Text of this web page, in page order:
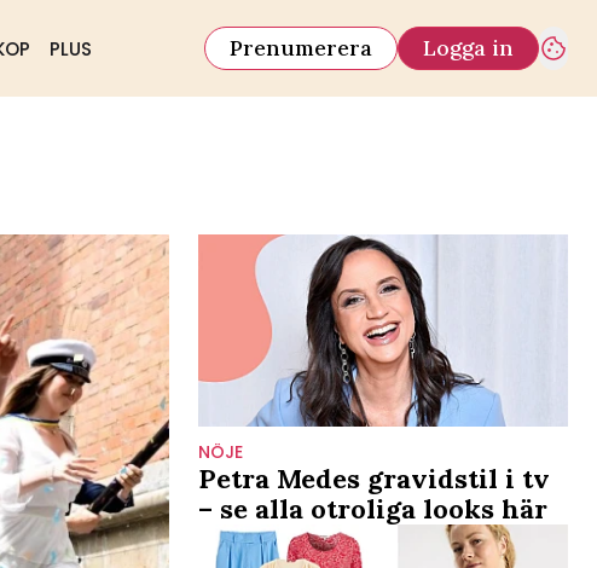
PLUS Prenumerera Logga in
NÖJE
Petra Medes gravidstil i tv
– se alla otroliga looks här